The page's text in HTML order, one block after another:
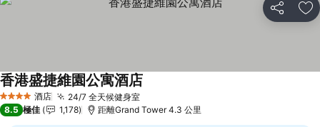
分享 放
4 星級 酒店 24/7 全天候健身室
香港盛捷維園公寓酒店
8.5 極佳 1,178 距離Grand Tower 4.3 公里